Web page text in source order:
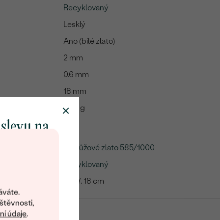
údaje.
Recyklovaný
Lesklý
Ano (bílé zlato)
2 mm
0.6 mm
18 mm
0.95 g
14k růžové zlato 585/1000
Recyklovaný
16, 17, 18 cm
na
Eppi.
obratem
váš první